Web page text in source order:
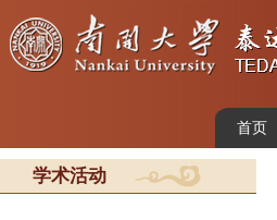
首页
学术活动